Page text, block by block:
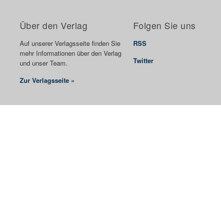
Über den Verlag
Auf unserer Verlagsseite finden Sie
mehr Informationen über den Verlag
und unser Team.
Zur Verlagsseite »
Folgen Sie uns
RSS
Twitter